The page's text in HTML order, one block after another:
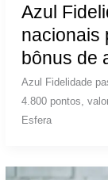
Azul
nacionais
bônus de
Azul Fidelidade
4.800 pontos,
Esfera